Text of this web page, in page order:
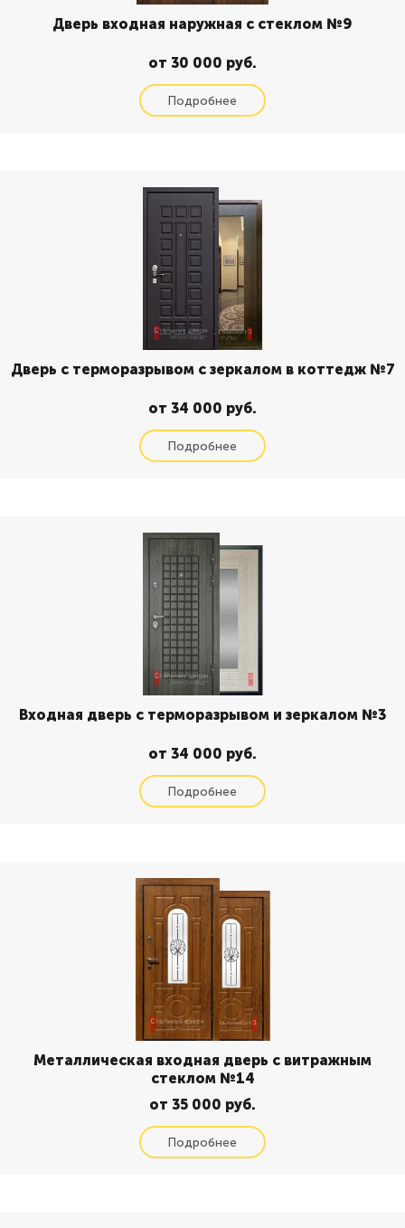
Дверь входная наружная с стеклом №9
от 30 000 руб.
Дверь с терморазрывом с зеркалом в коттедж №7
от 34 000 руб.
Входная дверь с терморазрывом и зеркалом №3
от 34 000 руб.
Металлическая входная дверь с витражным
стеклом №14
от 35 000 руб.